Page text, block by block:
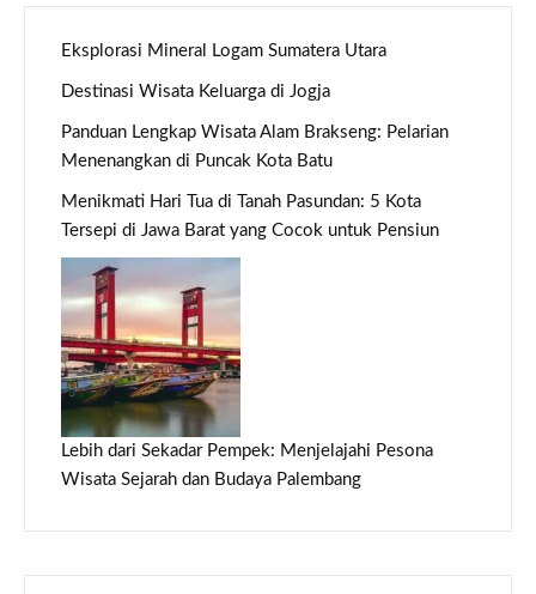
Eksplorasi Mineral Logam Sumatera Utara
Destinasi Wisata Keluarga di Jogja
Panduan Lengkap Wisata Alam Brakseng: Pelarian
Menenangkan di Puncak Kota Batu
Menikmati Hari Tua di Tanah Pasundan: 5 Kota
Tersepi di Jawa Barat yang Cocok untuk Pensiun
Lebih dari Sekadar Pempek: Menjelajahi Pesona
Wisata Sejarah dan Budaya Palembang